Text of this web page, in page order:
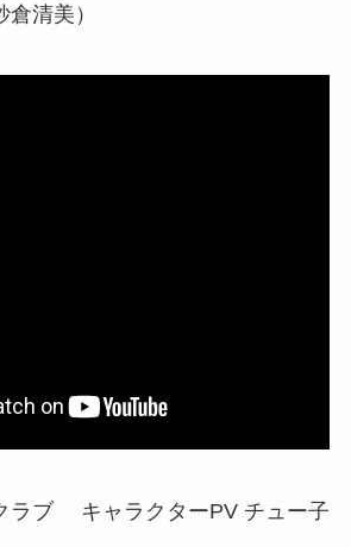
清美）
ラブ キャラクターPV チュー子